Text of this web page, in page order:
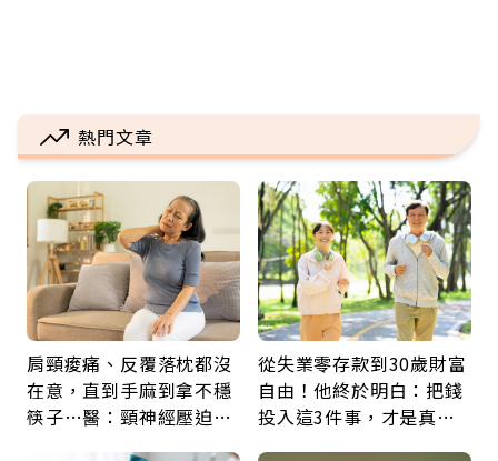
熱門文章
肩頸痠痛、反覆落枕都沒
在意，直到手麻到拿不穩
筷子…醫：頸神經壓迫上
從失業零存款到30歲財富
自由！他終於明白：把錢
投入這3件事，才是真正